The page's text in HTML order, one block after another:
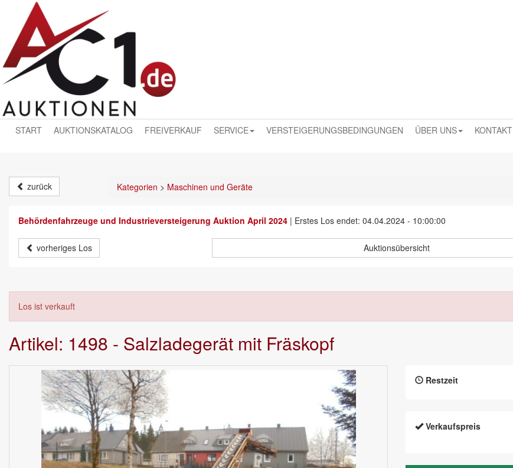
START AUKTIONSKATALOG FREIVERKAUF SERVICE VERSTEIGERUNGSBEDINGUNGEN ÜBER UNS KONTAKT
zurück Kategorien > Maschinen und Geräte
Behördenfahrzeuge und Industrieversteigerung Auktion April 2024 | Erstes Los endet: 04.04.2024 - 10:00:00
vorheriges Los Auktionsübersicht
Los ist verkauft
Artikel: 1498 - Salzladegerät mit Fräskopf
Restzeit
Verkaufspreis